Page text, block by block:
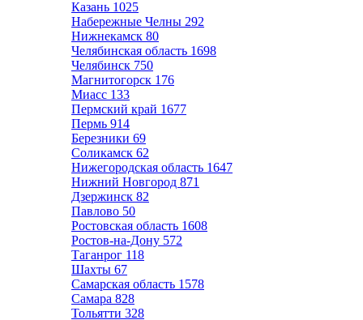
Казань 1025
Набережные Челны 292
Нижнекамск 80
Челябинская область 1698
Челябинск 750
Магнитогорск 176
Миасс 133
Пермский край 1677
Пермь 914
Березники 69
Соликамск 62
Нижегородская область 1647
Нижний Новгород 871
Дзержинск 82
Павлово 50
Ростовская область 1608
Ростов-на-Дону 572
Таганрог 118
Шахты 67
Самарская область 1578
Самара 828
Тольятти 328